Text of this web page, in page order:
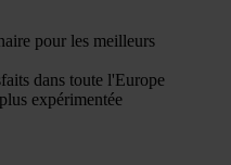
pour les meilleurs
dans toute l'Europe
expérimentée